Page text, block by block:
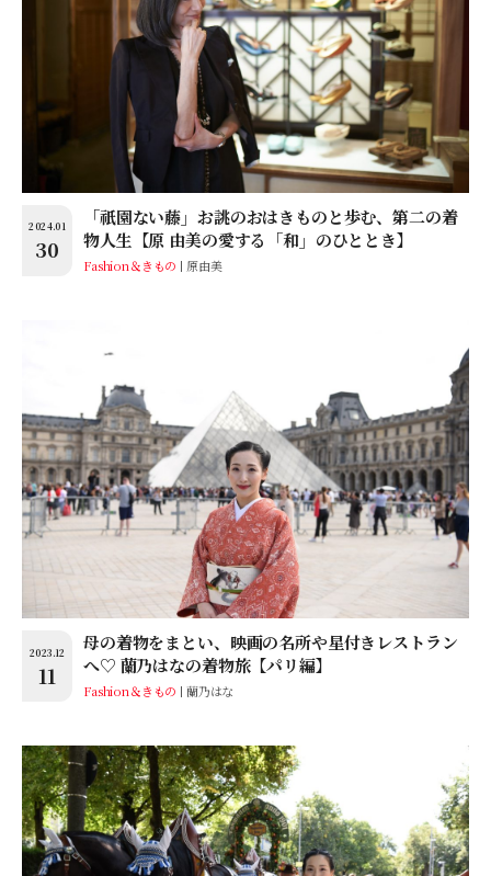
2024.01
30
「祇園ない藤」お誂のおはきものと歩む、第二の着
物人生【原 由美の愛する「和」のひととき】
Fashion＆きもの 原由美
2023.12
11
母の着物をまとい、映画の名所や星付きレストラン
へ♡ 蘭乃はなの着物旅【パリ編】
Fashion＆きもの 蘭乃はな